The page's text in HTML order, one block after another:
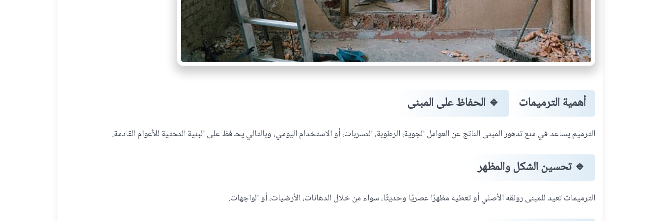
أهمية الترميمات 🔹 الحفاظ على المبنى
الترميم يساعد في منع تدهور المبنى الناتج عن العوامل الجوية، الرطوبة، التسربات، أو الاستخدام اليومي، وبالتالي يحافظ على البنية التحتية للأعوام القادمة.
🔹تحسين الشكل والمظهر
الترميمات تعيد للمبنى رونقه الأصلي أو تعطيه مظهرًا عصريًا وحديثًا، سواء من خلال الدهانات، الأرضيات، أو الواجهات.